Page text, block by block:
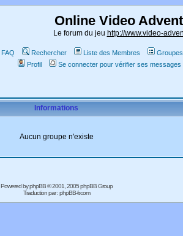
Online Video
Le forum du jeu http://www.video-
FAQ Rechercher Liste des Membres
Profil
Se connecter pour vérifier ses messages
Informations
Aucun groupe n'existe
Powered byphpBB© 2001, 2005 phpBB Group
Traduction par :phpBB-fr.com